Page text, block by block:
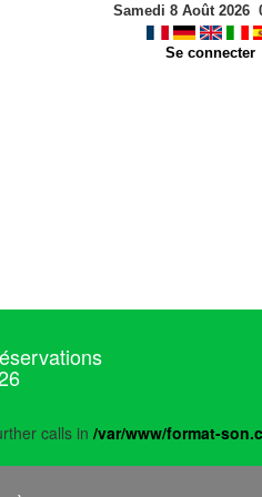
Samedi 8 Août 2026
Se connecter
calls in /var/www/format-